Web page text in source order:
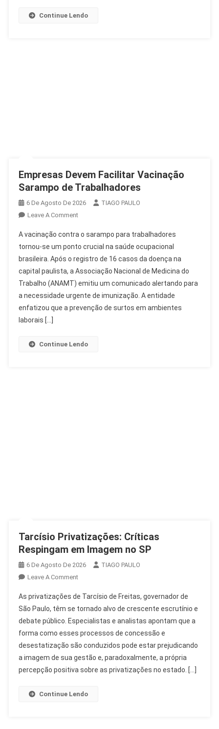
Continue Lendo
Empresas Devem Facilitar Vacinação
Sarampo de Trabalhadores
6 De Agosto De 2026
TIAGO PAULO
Leave A CommentOn
Devem
Facilitar
Vacinação
Sarampo
De
Trabalhadores
A vacinação contra o sarampo para trabalhadores
tornou-se um ponto crucial na saúde ocupacional
brasileira. Após o registro de 16 casos da doença na
capital paulista, a Associação Nacional de Medicina do
Trabalho (ANAMT) emitiu um comunicado alertando para
a necessidade urgente de imunização. A entidade
enfatizou que a prevenção de surtos em ambientes
laborais […]
Continue Lendo
Tarcísio Privatizações: Críticas
Respingam em Imagem no SP
6 De Agosto De 2026
TIAGO PAULO
Leave A CommentOn
Privatizações:
Críticas
Respingam
Em
Imagem
No
SP
As privatizações de Tarcísio de Freitas, governador de
São Paulo, têm se tornado alvo de crescente escrutínio e
debate público. Especialistas e analistas apontam que a
forma como esses processos de concessão e
desestatização são conduzidos pode estar prejudicando
a imagem de sua gestão e, paradoxalmente, a própria
percepção positiva sobre as privatizações no estado. […]
Continue Lendo